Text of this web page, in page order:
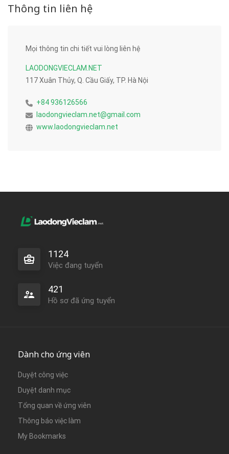
Thông tin liên hệ
Mọi thông tin chi tiết vui lòng liên hệ
LAODONGVIECLAM.NET
117 Xuân Thủy, Q. Cầu Giấy, TP. Hà Nội
+84 936126566
laodongvieclam.net@gmail.com
www.laodongvieclam.net
1124
Việc đang tuyển
421
Hồ sơ đã ứng tuyển
Dành cho ứng viên
Duyệt công việc
Duyệt danh mục
Tổng quan về ứng viên
Thông báo việc làm
My Bookmarks